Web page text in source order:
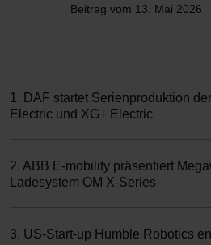
Beitrag vom 13. Mai 2026
1. DAF startet Serienproduktion
Electric und XG+ Electric
2. ABB E-mobility präsentiert
Ladesystem OM X-Series
3. US-Start-up Humble Robotics